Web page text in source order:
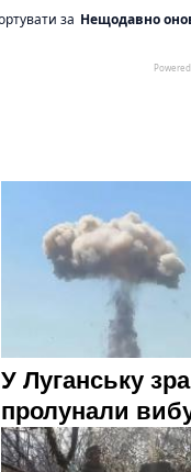
У Луганську
пролунали